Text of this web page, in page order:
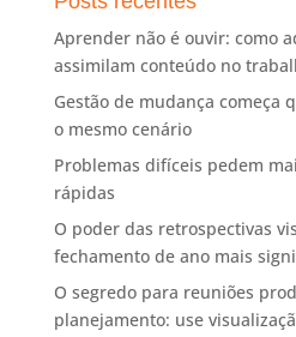
Aprender não é ouvir: como
assimilam conteúdo no
Gestão de mudança começa
o mesmo cenário
Problemas difíceis pedem
rápidas
O poder das retrospectivas
fechamento de ano mais
O segredo para reuniões
planejamento: use